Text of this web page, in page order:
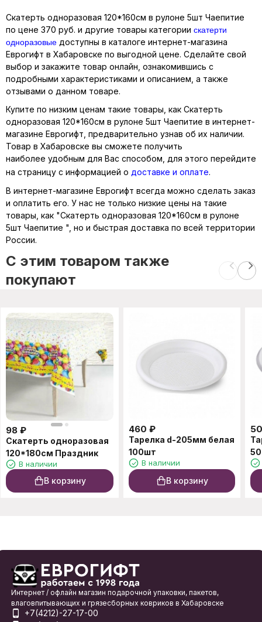
Скатерть одноразовая 120*160см в рулоне 5шт Чаепитие
по цене 370 руб. и другие товары категории скатерти
одноразовые доступны в каталоге интернет-магазина
Еврогифт в Хабаровске по выгодной цене. Сделайте свой
выбор и закажите товар онлайн, ознакомившись с
подробными характеристиками и описанием, а также
отзывами о данном товаре.
Купите по низким ценам такие товары, как Скатерть
одноразовая 120*160см в рулоне 5шт Чаепитие в интернет-
магазине Еврогифт, предварительно узнав об их наличии.
Товар в Хабаровске вы сможете получить
наиболее удобным для Вас способом, для этого перейдите
на страницу с информацией о доставке и оплате.
В интернет-магазине Еврогифт всегда можно сделать заказ
и оплатить его. У нас не только низкие цены на такие
товары, как "Скатерть одноразовая 120*160см в рулоне
5шт Чаепитие ", но и быстрая доставка по всей территории
России.
C этим товаром также
покупают
98 ₽
Скатерть одноразовая
120*180см Праздник
В наличии
В корзину
460 ₽
Тарелка d-205мм белая
100шт
В наличии
В корзину
Интернет / офлайн магазин подарочной упаковки, пакетов,
влаговпитывающих и грязесборных ковриков в Хабаровске
+7(4212)-27-17-00